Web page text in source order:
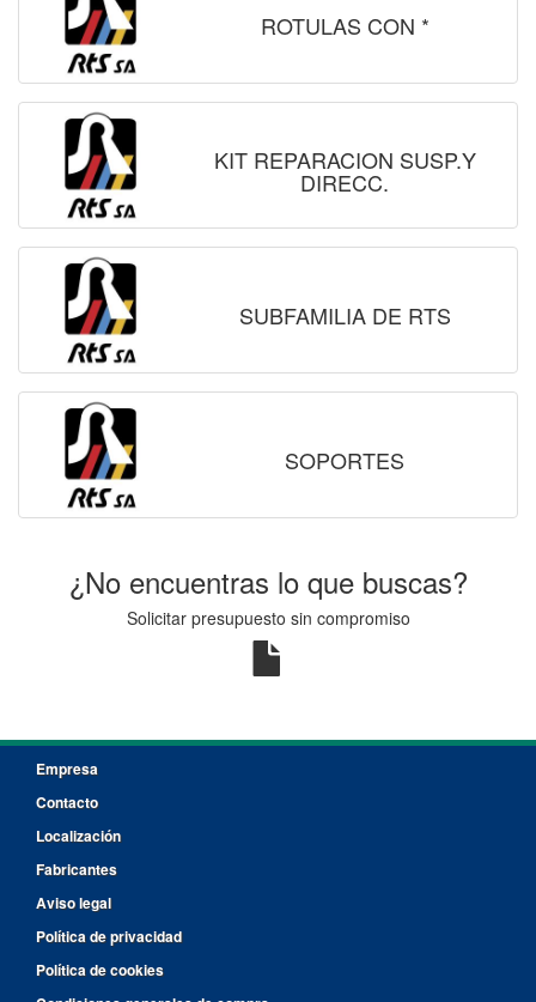
ROTULAS CON *
KIT REPARACION SUSP.Y
DIRECC.
SUBFAMILIA DE RTS
SOPORTES
¿No encuentras lo que buscas?
Solicitar presupuesto sin compromiso
Empresa
Contacto
Localización
Fabricantes
Aviso legal
Política de privacidad
Política de cookies